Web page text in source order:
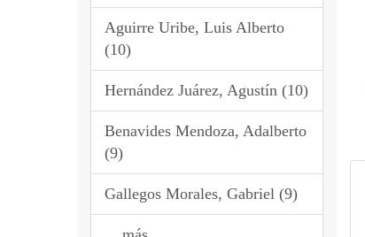
Aguirre Uribe, Luis Alberto
(10)
Hernández Juárez, Agustín (10)
Benavides Mendoza, Adalberto
(9)
Gallegos Morales, Gabriel (9)